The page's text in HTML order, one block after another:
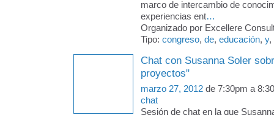
marco de intercambio de
experiencias ent…
Organizado por Excellere
Tipo: congreso, de, educación, y,
Chat con Susanna Soler
proyectos"
marzo 27, 2012 de 7:30pm a
chat
Sesión de chat en la que